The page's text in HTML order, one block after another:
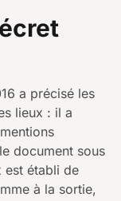
a précisé les
lieux : il a
document sous
est établi de
à la sortie,